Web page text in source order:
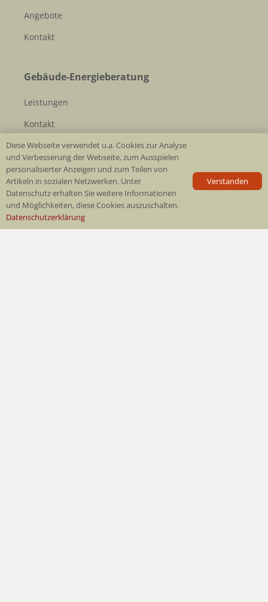
Angebote
Kontakt
Gebäude-Energieberatung
Leistungen
Kontakt
Brandschutztechniker/
Brandursachenermittler
Leistungen
Kontakt
Diese Webseite verwendet u.a. Cookies zur Analyse
und Verbesserung der Webseite, zum Ausspielen
personalisierter Anzeigen und zum Teilen von
Artikeln in sozialen Netzwerken. Unter
Datenschutz erhalten Sie weitere Informationen
und Möglichkeiten, diese Cookies auszuschalten.
Datenschutzerklärung
Verstanden